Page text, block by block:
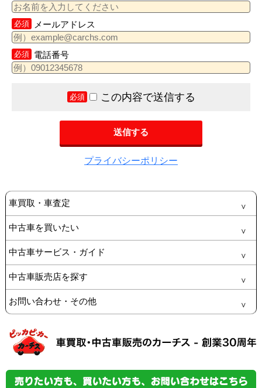
必須 メールアドレス
必須 電話番号
必須 この内容で送信する
プライバシーポリシー
車買取・車査定
中古車を買いたい
中古車サービス・ガイド
中古車販売店を探す
お問い合わせ・その他